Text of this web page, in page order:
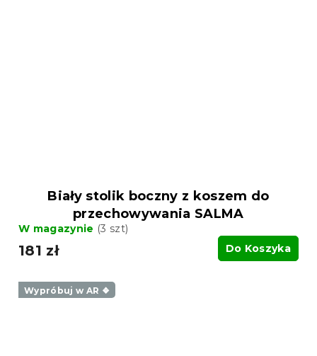
Biały stolik boczny z koszem do
przechowywania SALMA
W magazynie (3 szt)
181 zł Do Koszyka
Wypróbuj w AR ❖